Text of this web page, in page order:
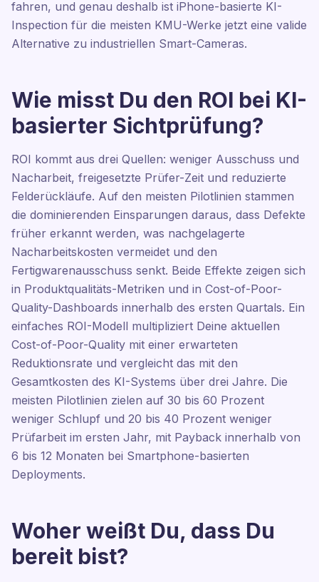
fahren, und genau deshalb ist iPhone-basierte KI-
Inspection für die meisten KMU-Werke jetzt eine valide
Alternative zu industriellen Smart-Cameras.
Wie misst Du den ROI bei KI-
basierter Sichtprüfung?
ROI kommt aus drei Quellen: weniger Ausschuss und
Nacharbeit, freigesetzte Prüfer-Zeit und reduzierte
Felderückläufe. Auf den meisten Pilotlinien stammen
die dominierenden Einsparungen daraus, dass Defekte
früher erkannt werden, was nachgelagerte
Nacharbeitskosten vermeidet und den
Fertigwarenausschuss senkt. Beide Effekte zeigen sich
in Produktqualitäts-Metriken und in Cost-of-Poor-
Quality-Dashboards innerhalb des ersten Quartals. Ein
einfaches ROI-Modell multipliziert Deine aktuellen
Cost-of-Poor-Quality mit einer erwarteten
Reduktionsrate und vergleicht das mit den
Gesamtkosten des KI-Systems über drei Jahre. Die
meisten Pilotlinien zielen auf 30 bis 60 Prozent
weniger Schlupf und 20 bis 40 Prozent weniger
Prüfarbeit im ersten Jahr, mit Payback innerhalb von
6 bis 12 Monaten bei Smartphone-basierten
Deployments.
Woher weißt Du, dass Du
bereit bist?